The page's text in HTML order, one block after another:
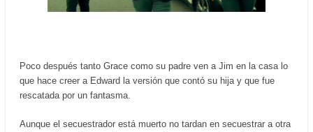
Poco después tanto Grace como su padre ven a Jim en la casa lo
que hace creer a Edward la versión que contó su hija y que fue
rescatada por un fantasma.
Aunque el secuestrador está muerto no tardan en secuestrar a otra